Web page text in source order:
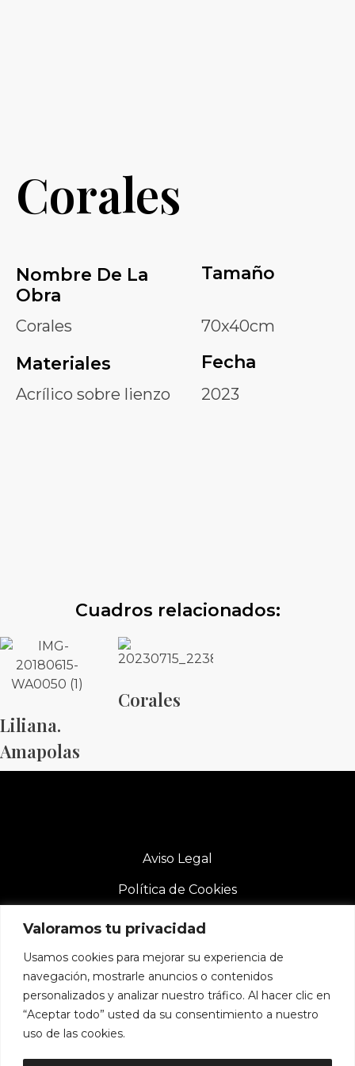
Valoramos tu privacidad
Usamos cookies para mejorar su experiencia de
navegación, mostrarle anuncios o contenidos
personalizados y analizar nuestro tráfico. Al hacer clic en
“Aceptar todo” usted da su consentimiento a nuestro
uso de las cookies.
Corales
Nombre De La
Obra
Tamaño
Corales 70x40cm
Materiales Fecha
Acrílico sobre lienzo 2023
Cuadros relacionados:
Liliana.
Amapolas
Corales
Aviso Legal
Política de Cookies
Política de Privacidad